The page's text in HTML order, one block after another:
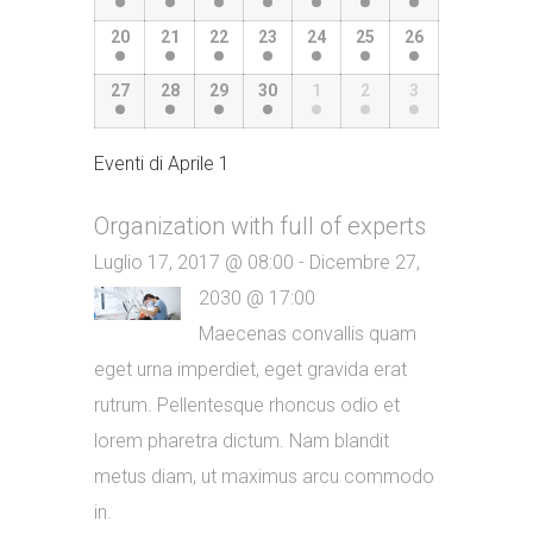
20 21 22 23 24 25 26
27 28 29 30 1 2 3
Eventi di Aprile 1
Organization with full of experts
Luglio 17, 2017 @ 08:00 - Dicembre 27,
2030 @ 17:00
Maecenas convallis quam
eget urna imperdiet, eget gravida erat
rutrum. Pellentesque rhoncus odio et
lorem pharetra dictum. Nam blandit
metus diam, ut maximus arcu commodo
in.